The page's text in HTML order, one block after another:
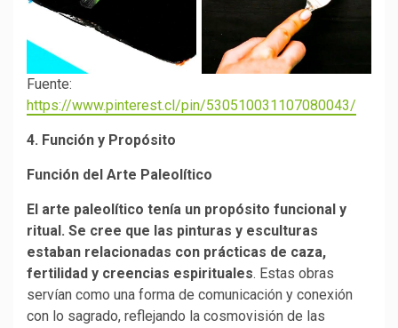
Fuente:
https://www.pinterest.cl/pin/530510031107080043/
4. Función y Propósito
Función del Arte Paleolítico
El arte paleolítico tenía un propósito funcional y
ritual. Se cree que las pinturas y esculturas
estaban relacionadas con prácticas de caza,
fertilidad y creencias espirituales. Estas obras
servían como una forma de comunicación y conexión
con lo sagrado, reflejando la cosmovisión de las